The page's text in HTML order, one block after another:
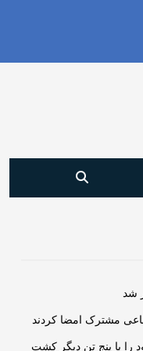
شد
مشترک امضا کردند
را با پنج تن دیگر کشت